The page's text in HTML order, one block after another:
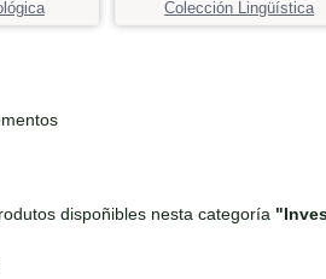
Colección Lingüística
dispoñibles nesta categoría